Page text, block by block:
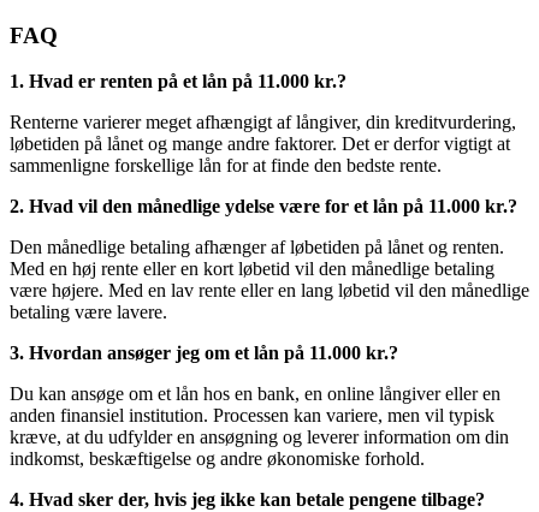
FAQ
1. Hvad er renten på et lån på 11.000 kr.?
Renterne varierer meget afhængigt af långiver, din kreditvurdering,
løbetiden på lånet og mange andre faktorer. Det er derfor vigtigt at
sammenligne forskellige lån for at finde den bedste rente.
2. Hvad vil den månedlige ydelse være for et lån på 11.000 kr.?
Den månedlige betaling afhænger af løbetiden på lånet og renten.
Med en høj rente eller en kort løbetid vil den månedlige betaling
være højere. Med en lav rente eller en lang løbetid vil den månedlige
betaling være lavere.
3. Hvordan ansøger jeg om et lån på 11.000 kr.?
Du kan ansøge om et lån hos en bank, en online långiver eller en
anden finansiel institution. Processen kan variere, men vil typisk
kræve, at du udfylder en ansøgning og leverer information om din
indkomst, beskæftigelse og andre økonomiske forhold.
4. Hvad sker der, hvis jeg ikke kan betale pengene tilbage?